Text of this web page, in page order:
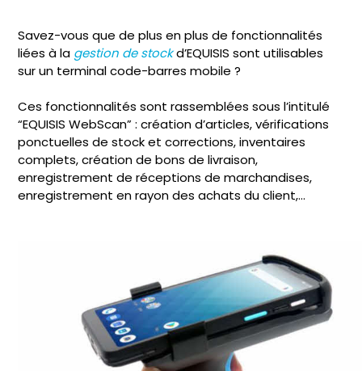
Savez-vous que de plus en plus de fonctionnalités
liées à la gestion de stockd’EQUISIS sont utilisables
sur un terminal code-barres mobile ?
Ces fonctionnalités sont rassemblées sous l’intitulé
“EQUISIS WebScan” : création d’articles, vérifications
ponctuelles de stock et corrections, inventaires
complets, création de bons de livraison,
enregistrement de réceptions de marchandises,
enregistrement en rayon des achats du client,…